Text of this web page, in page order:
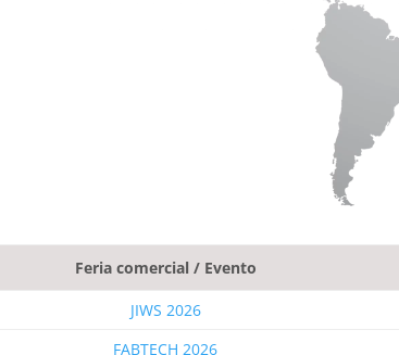
Feria comercial / Evento
JIWS 2026
FABTECH 2026